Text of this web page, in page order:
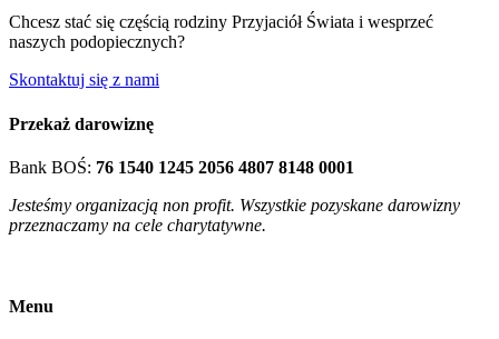
Chcesz stać się częścią rodziny Przyjaciół Świata i wesprzeć
naszych podopiecznych?
Skontaktuj się z nami
Przekaż darowiznę
Bank BOŚ: 76 1540 1245 2056 4807 8148 0001
Jesteśmy organizacją non profit. Wszystkie pozyskane darowizny
przeznaczamy na cele charytatywne.
Menu